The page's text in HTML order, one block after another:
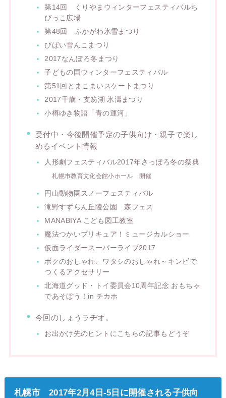
第14回 くりやまウィンターフェスティバルち
びっこ広場
第48回 ふかがわ氷雪まつり
びばい雪んこまつり
2017なんぽろ冬まつり
子どもの国ウィンターフェスティバル
第51回とまこまいスケートまつり
2017千歳・支笏湖 氷濤まつり
小樽ゆき物語「青の運河」
受付中・今後開催予定の子供向け・親子で楽し
めるイベント情報
人形劇フェスティバル2017年さっぽろ冬の祭典
札幌市教育文化会館小ホール 開催
円山動物園スノーフェスティバル
滝野すずらん丘陵公園 森フェス
MANABIYA こども図工教室
魔法つかいプリキュア！ミュージカルショー
仮面ライダースーパーライブ2017
ボクのおしゃれ、ワタシのおしゃれ～キンビで
つくるアクセサリー
北海道グッド・トイ委員会10周年記念 おもちゃ
であそぼう！in チカホ
今回のしょうラヂオ。
お出かけ先のヒントにこちらの記事もどうぞ
札幌市 2017年2月4日-5日に開催される子供向